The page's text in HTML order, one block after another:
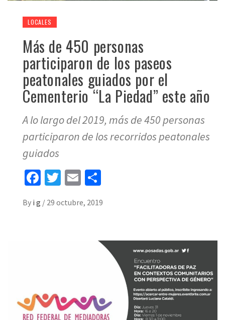
LOCALES
Más de 450 personas
participaron de los paseos
peatonales guiados por el
Cementerio “La Piedad” este año
A lo largo del 2019, más de 450 personas
participaron de los recorridos peatonales
guiados
Facebook
Twitter
Email
By i g / 29 octubre, 2019